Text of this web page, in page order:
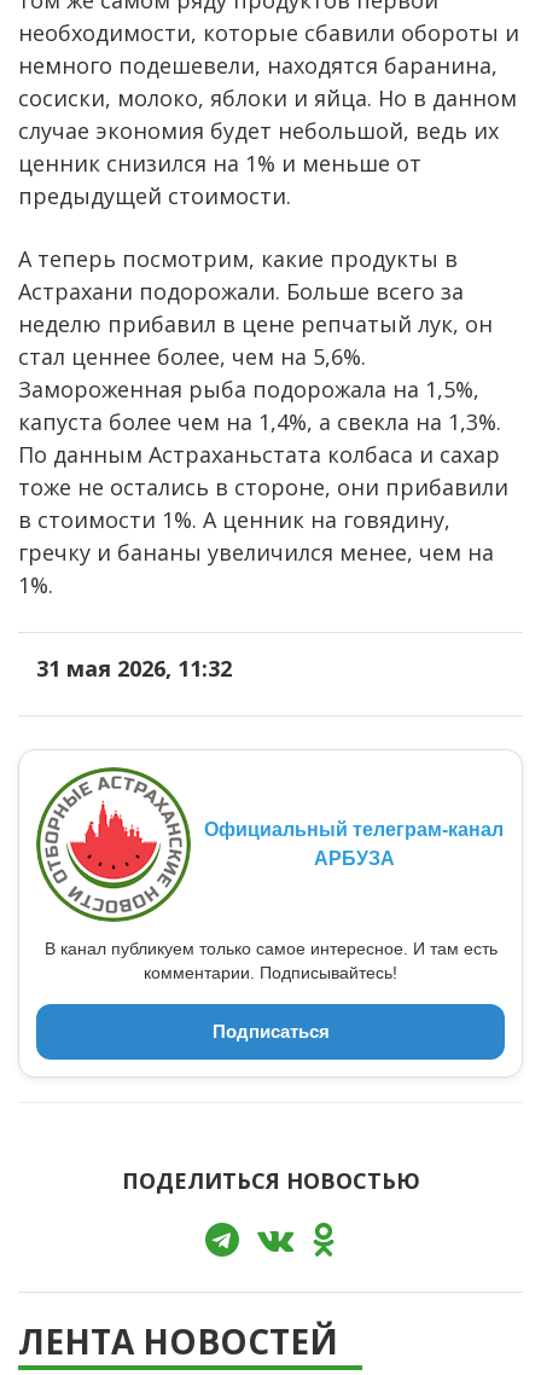
необходимости, которые сбавили обороты и
немного подешевели, находятся баранина,
сосиски, молоко, яблоки и яйца. Но в данном
случае экономия будет небольшой, ведь их
ценник снизился на 1% и меньше от
предыдущей стоимости.
А теперь посмотрим, какие продукты в
Астрахани подорожали. Больше всего за
неделю прибавил в цене репчатый лук, он
стал ценнее более, чем на 5,6%.
Замороженная рыба подорожала на 1,5%,
капуста более чем на 1,4%, а свекла на 1,3%.
По данным Астраханьстата колбаса и сахар
тоже не остались в стороне, они прибавили
в стоимости 1%. А ценник на говядину,
гречку и бананы увеличился менее, чем на
1%.
31 мая 2026, 11:32
Официальный телеграм-канал
АРБУЗА
В канал публикуем только самое интересное. И там есть
комментарии. Подписывайтесь!
Подписаться
ПОДЕЛИТЬСЯ НОВОСТЬЮ
ЛЕНТА НОВОСТЕЙ